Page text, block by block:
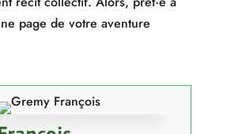
page de votre aventure